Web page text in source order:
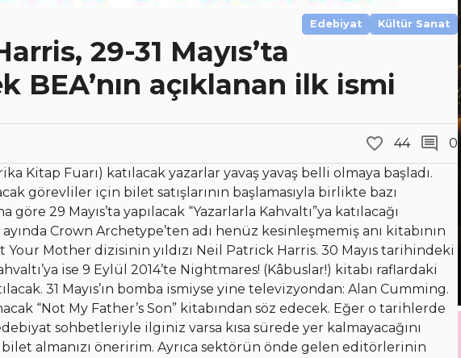
Edebiyat Kültür Sanat
29-31 Mayıs’ta
BEA’nın açıklanan ilk ismi
44
0
Kitap Fuarı) katılacak yazarlar yavaş yavaş belli olmaya başladı.
görevliler için bilet satışlarının başlamasıyla birlikte bazı
29 Mayıs’ta yapılacak “Yazarlarla Kahvaltı”ya katılacağı
ayında Crown Archetype’ten adı henüz kesinleşmemiş anı kitabının
Your Mother dizisinin yıldızı Neil Patrick Harris. 30 Mayıs tarihindeki
ise 9 Eylül 2014’te Nightmares! (Kâbuslar!) kitabı raflardaki
31 Mayıs’ın bomba ismiyse yine televizyondan: Alan Cumming.
“Not My Father’s Son” kitabından söz edecek. Eğer o tarihlerde
sohbetleriyle ilginiz varsa kısa sürede yer kalmayacağını
almanızı öneririm. Ayrıca sektörün önde gelen editörlerinin